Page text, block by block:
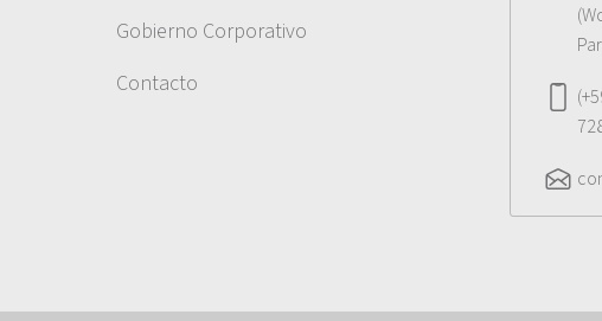
Gobierno Corporativo
Contacto